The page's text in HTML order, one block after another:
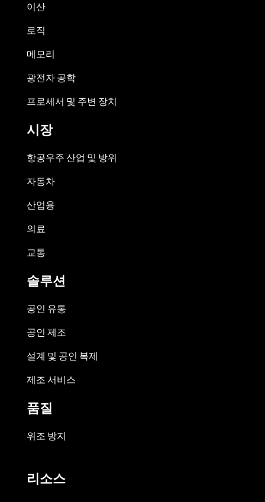
이산
로직
메모리
광전자 공학
프로세서 및 주변 장치
시장
항공우주 산업 및 방위
자동차
산업용
의료
교통
솔루션
공인 유통
공인 제조
설계 및 공인 복제
제조 서비스
품질
위조 방지
리소스